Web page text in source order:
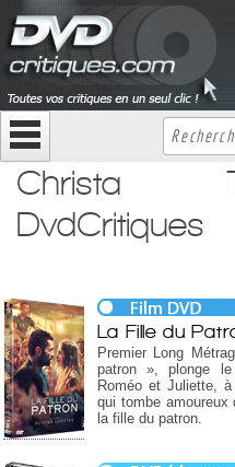
Christa
DvdCritiques
La Fille du
Premier Long
patron », plonge
Roméo et Juliette, à
qui tombe amoureux
la fille du patron.